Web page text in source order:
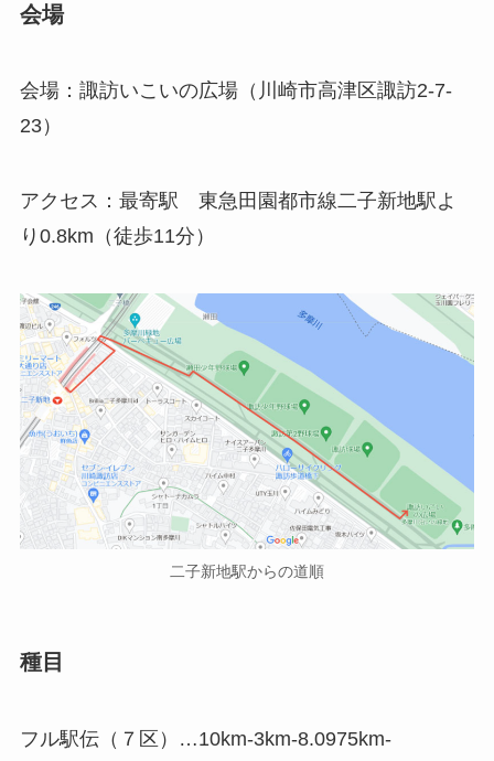
会場
会場：諏訪いこいの広場（川崎市高津区諏訪2-7-
23）
アクセス：最寄駅 東急田園都市線二子新地駅よ
り0.8km（徒歩11分）
二子新地駅からの道順
種目
フル駅伝（７区）…10km-3km-8.0975km-